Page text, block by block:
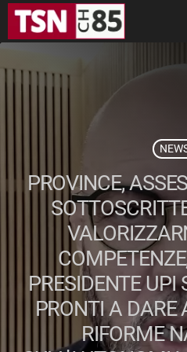
PROVINCE,
PRESIDENTE
PRONTI A DARE
RIFORME